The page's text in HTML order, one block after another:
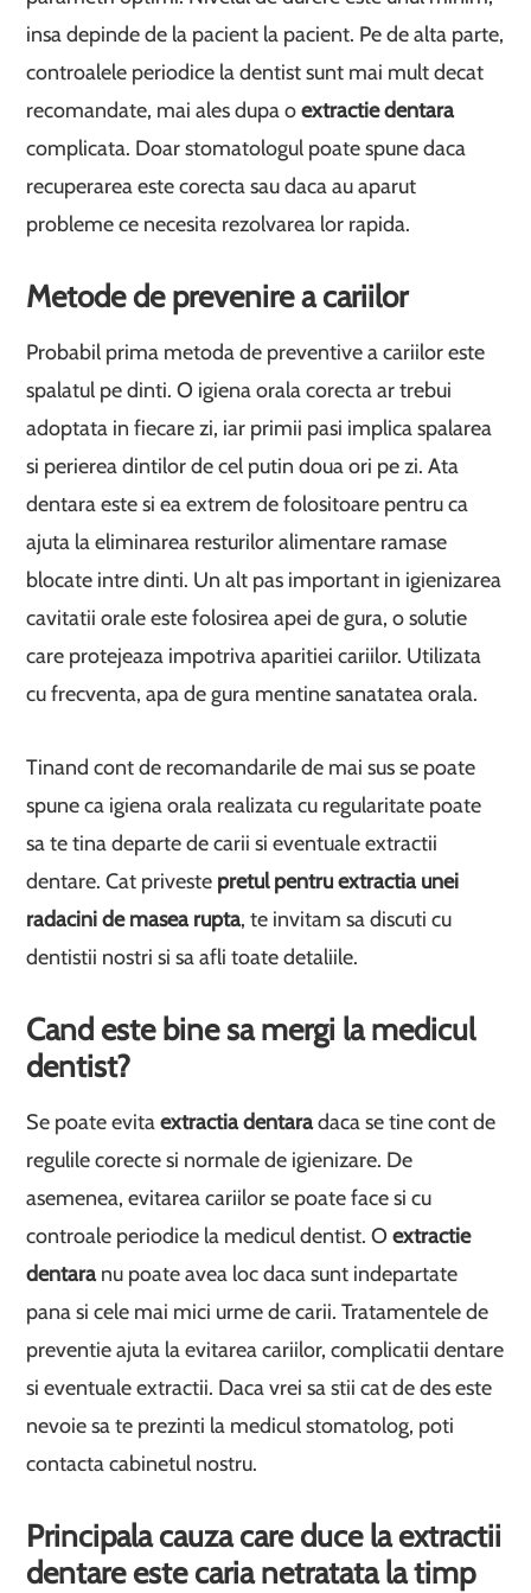
insa depinde de la pacient la pacient. Pe de alta parte,
controalele periodice la dentist sunt mai mult decat
recomandate, mai ales dupa oextractie dentara
complicata. Doar stomatologul poate spune daca
recuperarea este corecta sau daca au aparut
probleme ce necesita rezolvarea lor rapida.
Metode de prevenire a cariilor
Probabil prima metoda de preventive a cariilor este
spalatul pe dinti. O igiena orala corecta ar trebui
adoptata in fiecare zi, iar primii pasi implica spalarea
si perierea dintilor de cel putin doua ori pe zi. Ata
dentara este si ea extrem de folositoare pentru ca
ajuta la eliminarea resturilor alimentare ramase
blocate intre dinti. Un alt pas important in igienizarea
cavitatii orale este folosirea apei de gura, o solutie
care protejeaza impotriva aparitiei cariilor. Utilizata
cu frecventa, apa de gura mentine sanatatea orala.
Tinand cont de recomandarile de mai sus se poate
spune ca igiena orala realizata cu regularitate poate
sa te tina departe de carii si eventuale extractii
dentare. Cat priveste pretul pentru extractia unei
radacini de masea rupta, te invitam sa discuti cu
dentistii nostri si sa afli toate detaliile.
Cand este bine sa mergi la medicul
dentist?
Se poate evitaextractia dentaradaca se tine cont de
regulile corecte si normale de igienizare. De
asemenea, evitarea cariilor se poate face si cu
controale periodice la medicul dentist. Oextractie
dentaranu poate avea loc daca sunt indepartate
pana si cele mai mici urme de carii. Tratamentele de
preventie ajuta la evitarea cariilor, complicatii dentare
si eventuale extractii. Daca vrei sa stii cat de des este
nevoie sa te prezinti la medicul stomatolog, poti
contacta cabinetul nostru.
Principala cauza care duce la extractii
dentare este caria netratata la timp